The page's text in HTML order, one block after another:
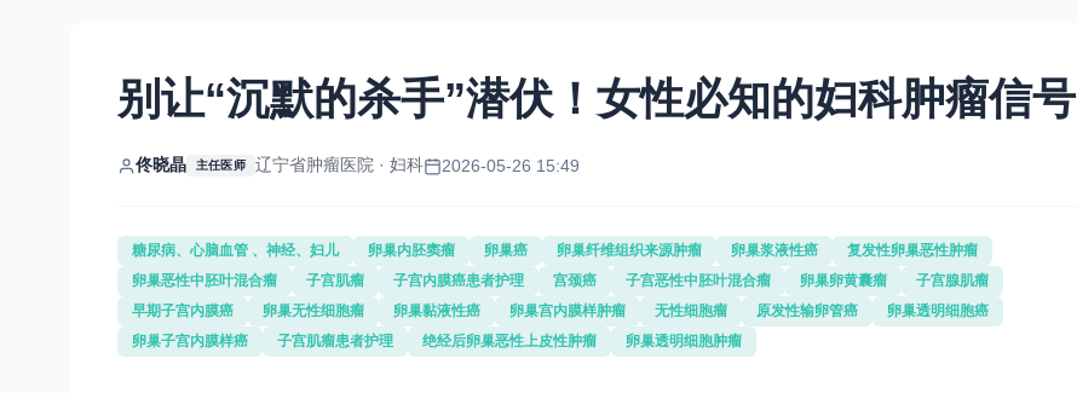
别让“沉默的杀手”潜伏！女性必知的妇科肿瘤信号
佟晓晶 主任医师 辽宁省肿瘤医院 · 妇科 2026-05-26 15:49
糖尿病、心脑血管 、神经、妇儿 卵巢内胚窦瘤 卵巢癌 卵巢纤维组织来源肿瘤 卵巢浆液性癌
复发性卵巢恶性肿瘤
卵巢恶性中胚叶混合瘤
子宫肌瘤 子宫内膜癌患者护理 宫颈癌 子宫恶性中胚叶混合瘤 卵巢卵黄囊瘤
子宫腺肌瘤
早期子宫内膜癌
卵巢无性细胞瘤 卵巢黏液性癌 卵巢宫内膜样肿瘤 无性细胞瘤 原发性输卵管癌
卵巢透明细胞癌
卵巢子宫内膜样癌
子宫肌瘤患者护理 绝经后卵巢恶性上皮性肿瘤 卵巢透明细胞肿瘤